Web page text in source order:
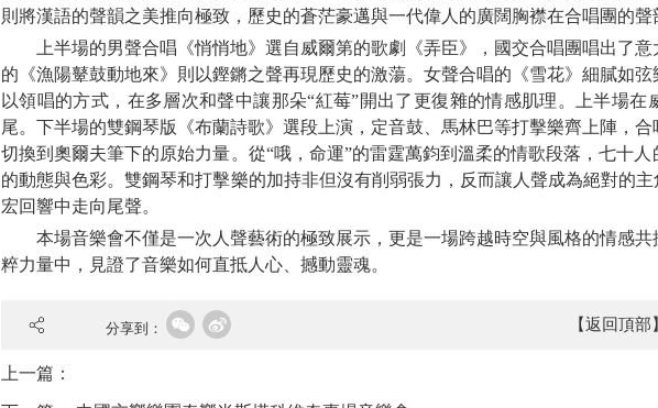
則將漢語的聲韻之美推向極致，歷史的蒼茫豪邁與一代偉人的廣闊胸襟在合唱團的聲
上半場的男聲合唱《悄悄地》選自威爾第的歌劇《弄臣》，國交合唱團唱出了意
的《漁陽鼙鼓動地來》則以鏗鏘之聲再現歷史的激蕩。女聲合唱的《雪花》細膩如弦
以領唱的方式，在多層次和聲中讓那朵“紅莓”開出了更復雜的情感肌理。上半場在
尾。下半場的雙鋼琴版《布蘭詩歌》選段上演，定音鼓、馬林巴等打擊樂齊上陣，
切換到奧爾夫筆下的原始力量。從“哦，命運”的雷霆萬鈞到溫柔的情歌段落，七十
的動態與色彩。雙鋼琴和打擊樂的加持非但沒有削弱張力，反而讓人聲成為絕對的
宏回響中走向尾聲。
本場音樂會不僅是一次人聲藝術的極致展示，更是一場跨越時空與風格的情感共
粹力量中，見證了音樂如何直抵人心、撼動靈魂。
分享到： 【返回頂部】
上一篇：